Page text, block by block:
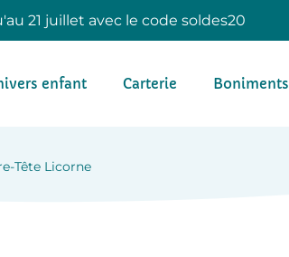
21 juillet avec le code soldes20
enfant Carterie Boniments
Tête Licorne